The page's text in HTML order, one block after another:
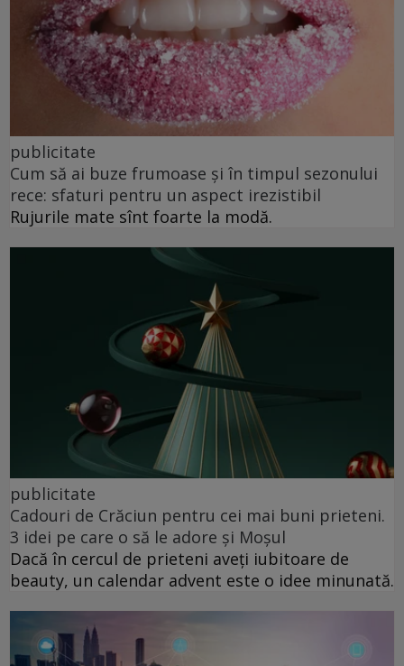
publicitate
Cum să ai buze frumoase şi în timpul sezonului
rece: sfaturi pentru un aspect irezistibil
Rujurile mate sînt foarte la modă.
publicitate
Cadouri de Crăciun pentru cei mai buni prieteni.
3 idei pe care o să le adore și Moșul
Dacă în cercul de prieteni aveți iubitoare de
beauty, un calendar advent este o idee minunată.